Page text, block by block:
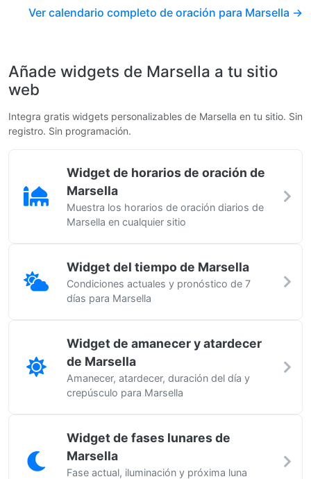
Ver calendario completo de oración para Marsella →
Añade widgets de Marsella a tu sitio
web
Integra gratis widgets personalizables de Marsella en tu sitio. Sin
registro. Sin programación.
Widget de horarios de oración de
Marsella
Muestra los horarios de oración diarios de
Marsella en cualquier sitio
Widget del tiempo de Marsella
Condiciones actuales y pronóstico de 7
días para Marsella
Widget de amanecer y atardecer
de Marsella
Amanecer, atardecer, duración del día y
crepúsculo para Marsella
Widget de fases lunares de
Marsella
Fase actual, iluminación y próxima luna